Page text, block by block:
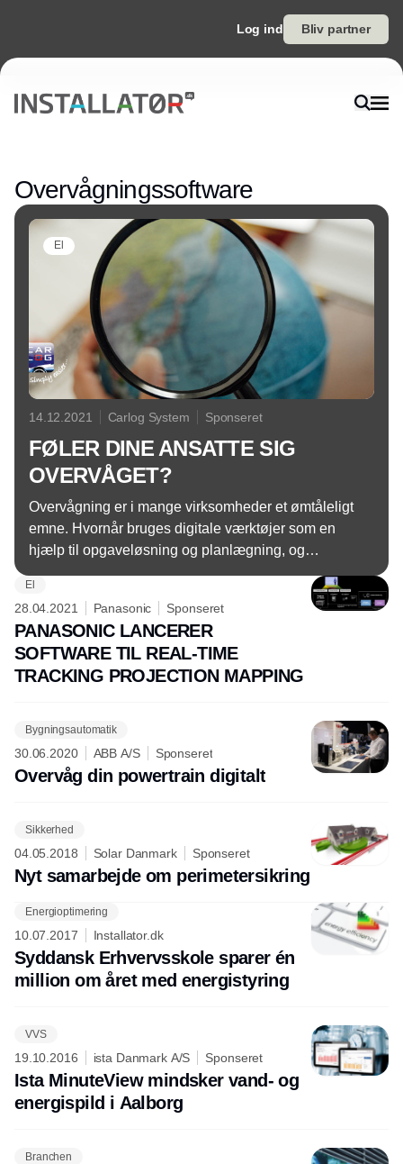
Log ind Bliv partner
Overvågningssoftware
El
14.12.2021 Carlog System Sponseret
FØLER DINE ANSATTE SIG
OVERVÅGET?
Overvågning er i mange virksomheder et ømtåleligt
emne. Hvornår bruges digitale værktøjer som en
hjælp til opgaveløsning og planlægning, og
El
28.04.2021 Panasonic Sponseret
PANASONIC LANCERER
SOFTWARE TIL REAL-TIME
TRACKING PROJECTION MAPPING
Bygningsautomatik
30.06.2020 ABB A/S Sponseret
Overvåg din powertrain digitalt
Sikkerhed
04.05.2018 Solar Danmark Sponseret
Nyt samarbejde om perimetersikring
Energioptimering
10.07.2017 Installator.dk
Syddansk Erhvervsskole sparer én
million om året med energistyring
VVS
19.10.2016 ista Danmark A/S Sponseret
Ista MinuteView mindsker vand- og
energispild i Aalborg
Branchen